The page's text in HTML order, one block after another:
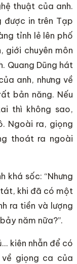
thuật của anh.
được in trên Tạp
tỉnh lẻ lên phố
giới chuyên môn
Quang Dũng hát
anh, nhưng về
bản năng. Nếu
thì không sao,
Ngoài ra, giọng
thoát ra ngoài
khá sốc: “Nhưng
khi đã có một
ra tiền và lượng
năm nữa?”.
kiên nhẫn để có
giọng ca của